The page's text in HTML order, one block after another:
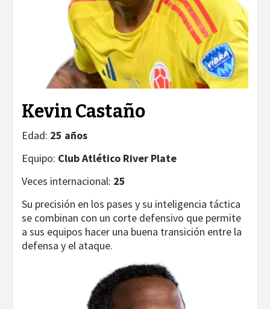
Kevin Castaño
Edad: 25 años
Equipo: Club Atlético River Plate
Veces internacional: 25
Su precisión en los pases y su inteligencia táctica
se combinan con un corte defensivo que permite
a sus equipos hacer una buena transición entre la
defensa y el ataque.